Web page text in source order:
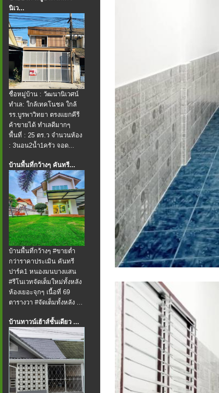
นิเว...
ชื่อหมู่บ้าน : วัฒนานิเวศน์
ทำเล: ใกล้เทคโนชล ใกล้
รร.บูรพาวิทยา ตรงแยกคีรี
ค้าขายได้ ทำเลดีมากๆ
พื้นที่ : 25 ตร.ว จำนวนห้อง
: 3นอน2น้ำ1ครัว จอด...
บ้านพื้นที่กว้างๆ คันทรี...
บ้านพื้นที่กว้างๆ #ขายต่ำ
กว่าราคาประเมิน คันทรี
ปาร์ค1 หนองมนบางแสน
#รีโนเวทจัดเต็มใหม่ทั้งหลัง
ห้องเยอะจุกๆ เนื้อที่ 69
ตารางวา #จัดเต็มทั้งหลัง ...
บ้านทาวน์เฮ้าส์ชั้นเดียว ...